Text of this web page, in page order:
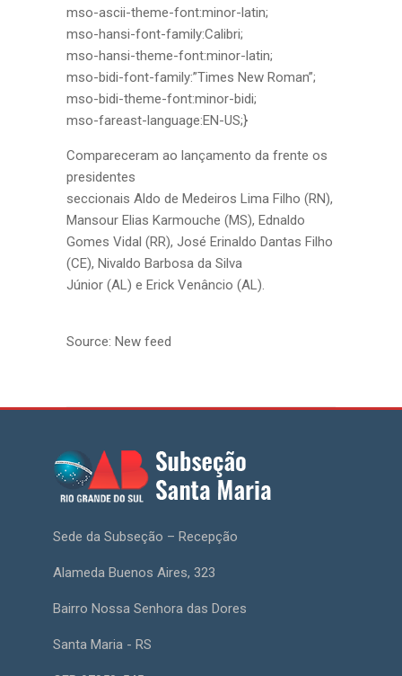
mso-ascii-theme-font:minor-latin;
mso-hansi-font-family:Calibri;
mso-hansi-theme-font:minor-latin;
mso-bidi-font-family:”Times New Roman”;
mso-bidi-theme-font:minor-bidi;
mso-fareast-language:EN-US;}
Compareceram ao lançamento da frente os
presidentes
seccionais Aldo de Medeiros Lima Filho (RN),
Mansour Elias Karmouche (MS), Ednaldo
Gomes Vidal (RR), José Erinaldo Dantas Filho
(CE), Nivaldo Barbosa da Silva
Júnior (AL) e Erick Venâncio (AL).
Source: New feed
Sede da Subseção – Recepção
Alameda Buenos Aires, 323
Bairro Nossa Senhora das Dores
Santa Maria - RS